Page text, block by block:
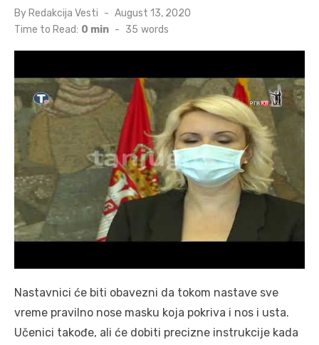
By Redakcija Vesti
Posted
August 13, 2020
Time to Read: 0 min - 35 words
Nastavnici će biti obavezni da tokom nastave sve
vreme pravilno nose masku koja pokriva i nos i usta.
Učenici takođe, ali će dobiti precizne instrukcije kada